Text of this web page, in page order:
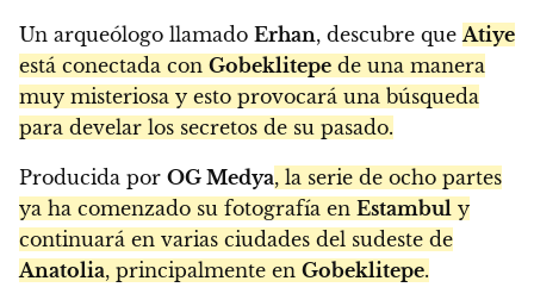
Un arqueólogo llamado Erhan, descubre que Atiye
está conectada con Gobeklitepe de una manera
muy misteriosa y esto provocará una búsqueda
para develar los secretos de su pasado.
Producida por OG Medya, la serie de ocho partes
ya ha comenzado su fotografía en Estambul y
continuará en varias ciudades del sudeste de
Anatolia, principalmente en Gobeklitepe.